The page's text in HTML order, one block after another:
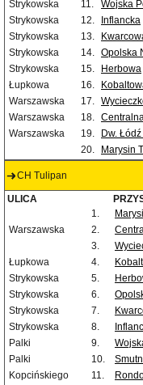
Strykowska
11. Wojska
Strykowska
12. Inflancka
Strykowska
13.
Strykowska
14. Opolska
Strykowska
15. Herbowa
Łupkowa
16.
Warszawska
17.
Warszawska
18.
Warszawska
19. Dw.
20.
Marysin
CH Tulipan
ULICA
1.
Warszawska
2.
3.
Łupkowa
4.
Strykowska
5.
Strykowska
6.
Strykowska
7.
Strykowska
8.
Palki
9.
Palki
10.
Kopcińskiego
11.